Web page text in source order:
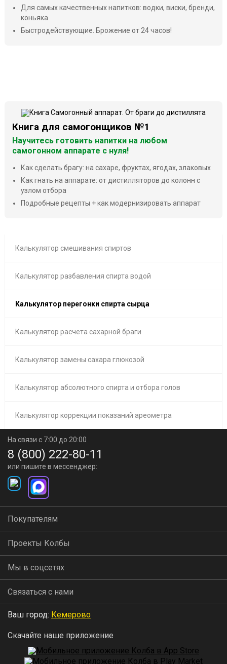
Калькулятор смешивания спиртов
Калькулятор разбавления спирта водой
Калькулятор перегонки спирта сырца
Калькулятор расчета сахарной браги
Калькулятор замены сахара глюкозой
Калькулятор абсолютного спирта и отбора голов
Калькулятор коррекции показаний ареометра
Для самых качественных напитков: водки, виски, бренди,
коньяка
Быстродействующие. Брожение от 24 часов!
Книга для самогонщиков №1
Научитесь готовить напитки на любом
самогонном аппарате с нуля!
Как сделать брагу: на сахаре, фруктах, ягодах, злаковых
Как гнать на аппарате: от дистилляторов до колонн с
узлом отбора
Подробные рецепты + как модернизировать аппарат
На связи с 7:00 до 20:00
8 (800) 222-80-11
или пишите в мессенджер:
Покупателям
Проекты Колбы
Мы в соцсетях
Связаться с нами
Ваш город: Кемерово
Скачайте наше приложение